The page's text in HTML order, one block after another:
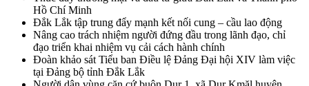
Hồ Chí Minh
Đắk Lắk tập trung đẩy mạnh kết nối cung – cầu lao động
Nâng cao trách nhiệm người đứng đầu trong lãnh đạo, chỉ
đạo triển khai nhiệm vụ cải cách hành chính
Đoàn khảo sát Tiểu ban Điều lệ Đảng Đại hội XIV làm việc
tại Đảng bộ tỉnh Đắk Lắk